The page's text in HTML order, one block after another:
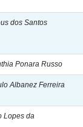
dos Santos
Ponara Russo
Albanez Ferreira
Lopes da